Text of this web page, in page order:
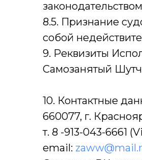
8.5. Признание
собой
9. Реквизиты
Самозанятый
10. Контактные
660077, г.
т. 8 -913-043-6661
email: